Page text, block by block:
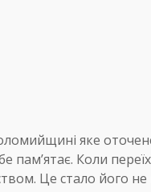
яке
пам’ятає. Коли
Це стало його не